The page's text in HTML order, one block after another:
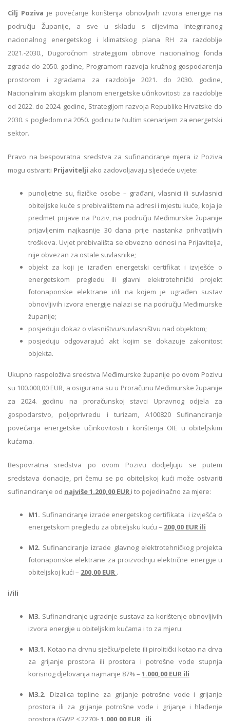
Cilj Poziva je povećanje korištenja obnovljivih izvora energije na
području Županije, a sve u skladu s ciljevima Integriranog
nacionalnog energetskog i klimatskog plana RH za razdoblje
2021.-2030., Dugoročnom strategijom obnove nacionalnog fonda
zgrada do 2050. godine, Programom razvoja kružnog gospodarenja
prostorom i zgradama za razdoblje 2021. do 2030. godine,
Nacionalnim akcijskim planom energetske učinkovitosti za razdoblje
od 2022. do 2024. godine, Strategijom razvoja Republike Hrvatske do
2030. s pogledom na 2050. godinu te Nultim scenarijem za energetski
sektor.
Pravo na bespovratna sredstva za sufinanciranje mjera iz Poziva
mogu ostvariti Prijavitelji ako zadovoljavaju sljedeće uvjete:
punoljetne su, fizičke osobe – građani, vlasnici ili suvlasnici
obiteljske kuće s prebivalištem na adresi i mjestu kuće, koja je
predmet prijave na Poziv, na području Međimurske županije
prijavljenim najkasnije 30 dana prije nastanka prihvatljivih
troškova. Uvjet prebivališta se obvezno odnosi na Prijavitelja,
nije obvezan za ostale suvlasnike;
objekt za koji je izrađen energetski certifikat i izvješće o
energetskom pregledu ili glavni elektrotehnički projekt
fotonaponske elektrane i/ili na kojem je ugrađen sustav
obnovljivih izvora energije nalazi se na području Međimurske
županije;
posjeduju dokaz o vlasništvu/suvlasništvu nad objektom;
posjeduju odgovarajući akt kojim se dokazuje zakonitost
objekta.
Ukupno raspoloživa sredstva Međimurske županije po ovom Pozivu
su 100.000,00 EUR, a osigurana su u Proračunu Međimurske županije
za 2024. godinu na proračunskoj stavci Upravnog odjela za
gospodarstvo, poljoprivredu i turizam, A100820 Sufinanciranje
povećanja energetske učinkovitosti i korištenja OIE u obiteljskim
kućama.
Bespovratna sredstva po ovom Pozivu dodjeljuju se putem
sredstava donacije, pri čemu se po obiteljskoj kući može ostvariti
sufinanciranje od najviše 1.200,00 EUR i to pojedinačno za mjere:
M1. Sufinanciranje izrade energetskog certifikata i izvješća o
energetskom pregledu za obiteljsku kuću – 200,00 EUR ili
M2. Sufinanciranje izrade glavnog elektrotehničkog projekta
fotonaponske elektrane za proizvodnju električne energije u
obiteljskoj kući – 200,00 EUR .
i/ili
M3. Sufinanciranje ugradnje sustava za korištenje obnovljivih
izvora energije u obiteljskim kućama i to za mjeru:
M3.1. Kotao na drvnu sječku/pelete ili pirolitički kotao na drva
za grijanje prostora ili prostora i potrošne vode stupnja
korisnog djelovanja najmanje 87% – 1.000,00 EUR ili
M3.2. Dizalica topline za grijanje potrošne vode i grijanje
prostora ili za grijanje potrošne vode i grijanje i hlađenje
prostora (GWP ≤ 2270)-1.000,00 EUR ili